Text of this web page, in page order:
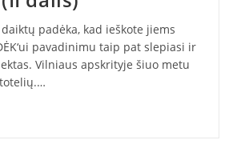
padėka, kad ieškote jiems
pavadinimu taip pat slepiasi ir
Vilniaus apskrityje šiuo metu